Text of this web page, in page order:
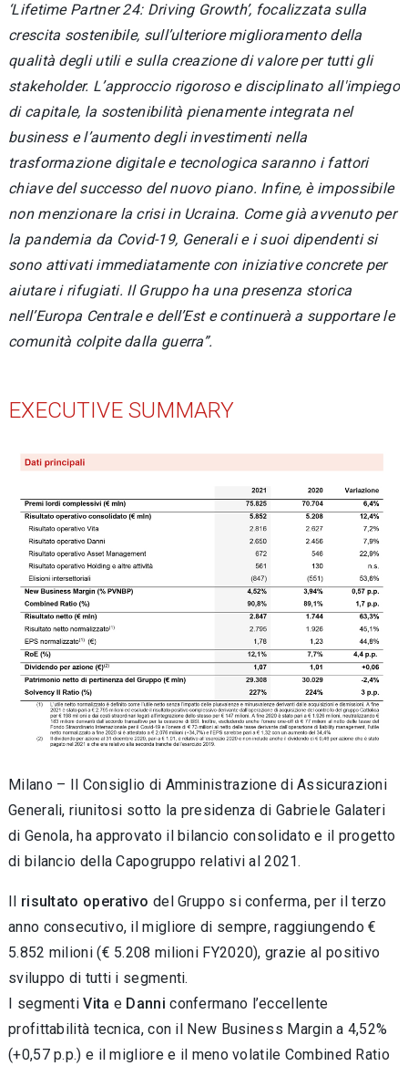
‘Lifetime Partner 24: Driving Growth’, focalizzata sulla
crescita sostenibile, sull’ulteriore miglioramento della
qualità degli utili e sulla creazione di valore per tutti gli
stakeholder. L’approccio rigoroso e disciplinato all'impiego
di capitale, la sostenibilità pienamente integrata nel
business e l’aumento degli investimenti nella
trasformazione digitale e tecnologica saranno i fattori
chiave del successo del nuovo piano. Infine, è impossibile
non menzionare la crisi in Ucraina. Come già avvenuto per
la pandemia da Covid-19, Generali e i suoi dipendenti si
sono attivati immediatamente con iniziative concrete per
aiutare i rifugiati. Il Gruppo ha una presenza storica
nell’Europa Centrale e dell’Est e continuerà a supportare le
comunità colpite dalla guerra”.
EXECUTIVE SUMMARY
Milano – Il Consiglio di Amministrazione di Assicurazioni
Generali, riunitosi sotto la presidenza di Gabriele Galateri
di Genola, ha approvato il bilancio consolidato e il progetto
di bilancio della Capogruppo relativi al 2021.
risultato operativo del Gruppo si conferma, per il terzo
anno consecutivo, il migliore di sempre, raggiungendo €
5.852 milioni (€ 5.208 milioni FY2020), grazie al positivo
sviluppo di tutti i segmenti.
I segmentiVita e Danni confermano l’eccellente
profittabilità tecnica, con il New Business Margin a 4,52%
(+0,57 p.p.) e il migliore e il meno volatile Combined Ratio